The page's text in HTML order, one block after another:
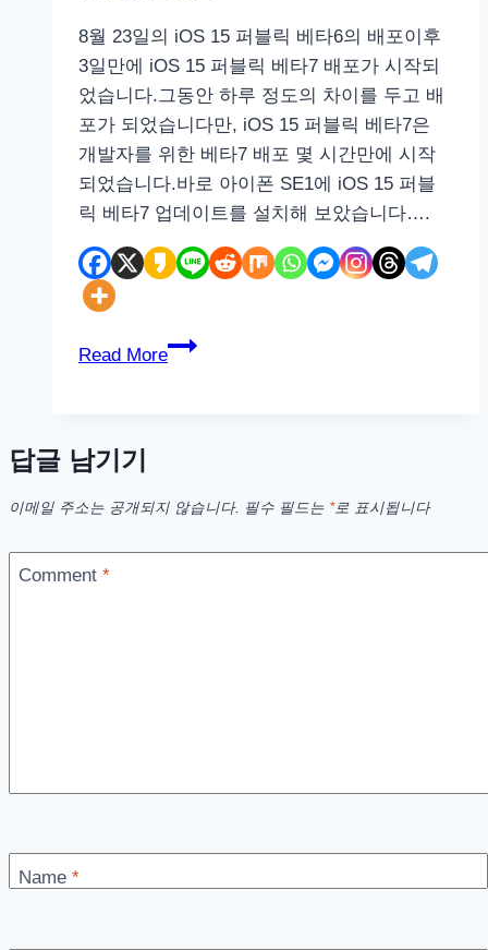
두
번
째
구
입
8월 23일의 iOS 15 퍼블릭 베타6의 배포이후
3일만에 iOS 15 퍼블릭 베타7 배포가 시작되
었습니다.그동안 하루 정도의 차이를 두고 배
포가 되었습니다만, iOS 15 퍼블릭 베타7은
개발자를 위한 베타7 배포 몇 시간만에 시작
되었습니다.바로 아이폰 SE1에 iOS 15 퍼블
릭 베타7 업데이트를 설치해 보았습니다….
Read More
아
퍼
블
답글 남기기
이메일 주소는 공개되지 않습니다. 필수 필드는 *로 표시됩니다
Comment *
Name *